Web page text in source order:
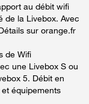
au débit wifi
de la Livebox. Avec
sur orange.fr
de Wifi
une Livebox S ou
5. Débit en
équipements